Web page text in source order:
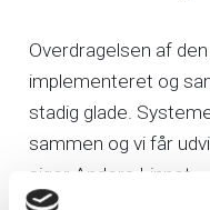
Overdragelsen af
implementeret og
stadig glade.
sammen og vi får
siger Anders Linnet.